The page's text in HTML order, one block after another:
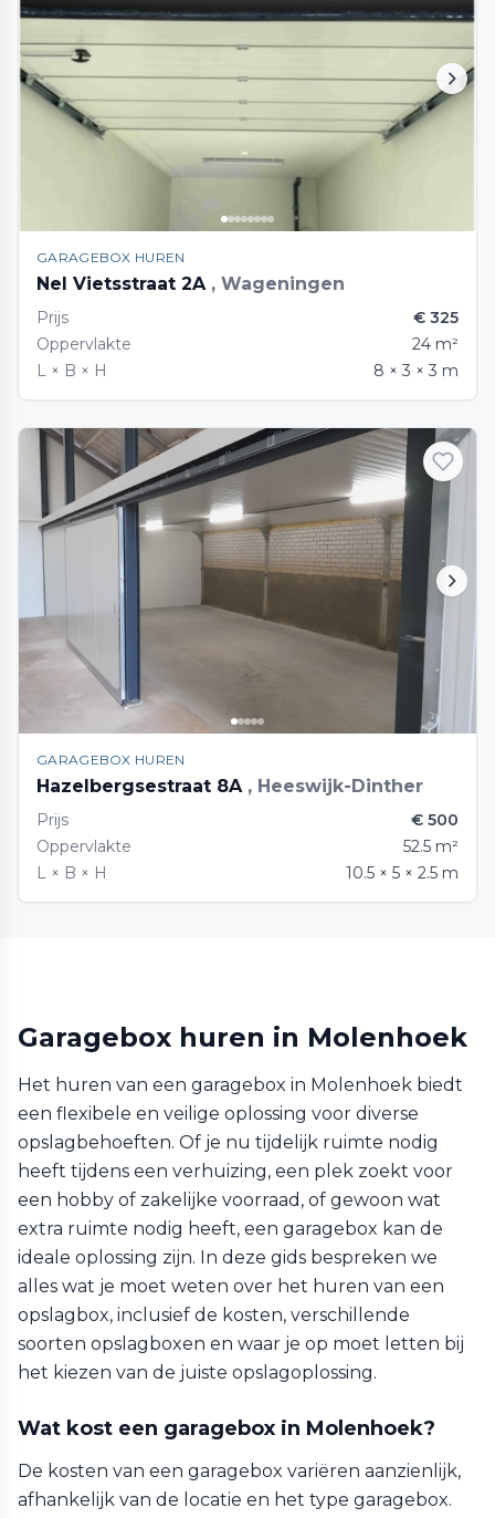
GARAGEBOX HUREN
Nel Vietsstraat 2A , Wageningen
Prijs
€ 325
Oppervlakte
24 m²
L × B × H
8 × 3 × 3 m
GARAGEBOX HUREN
Hazelbergsestraat 8A , Heeswijk-Dinther
Prijs
€ 500
Oppervlakte
52.5 m²
L × B × H
10.5 × 5 × 2.5 m
Garagebox huren in Molenhoek
Het huren van een garagebox in Molenhoek biedt
een flexibele en veilige oplossing voor diverse
opslagbehoeften. Of je nu tijdelijk ruimte nodig
heeft tijdens een verhuizing, een plek zoekt voor
een hobby of zakelijke voorraad, of gewoon wat
extra ruimte nodig heeft, een garagebox kan de
ideale oplossing zijn. In deze gids bespreken we
alles wat je moet weten over het huren van een
opslagbox, inclusief de kosten, verschillende
soorten opslagboxen en waar je op moet letten bij
het kiezen van de juiste opslagoplossing.
Wat kost een garagebox in Molenhoek?
De kosten van een garagebox variëren aanzienlijk,
afhankelijk van de locatie en het type garagebox.